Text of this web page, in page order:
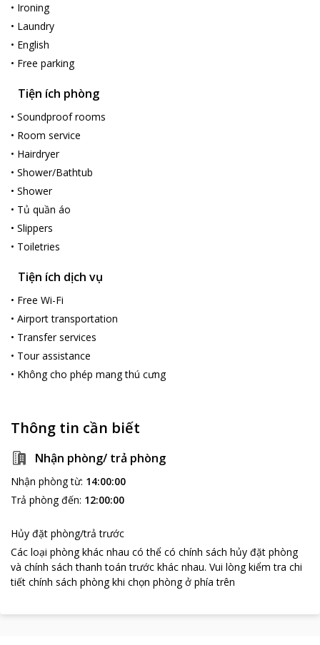
• Ironing
• Laundry
• English
• Free parking
Tiện ích phòng
• Soundproof rooms
• Room service
• Hairdryer
• Shower/Bathtub
• Shower
• Tủ quần áo
• Slippers
• Toiletries
Tiện ích dịch vụ
• Free Wi-Fi
• Airport transportation
• Transfer services
• Tour assistance
• Không cho phép mang thú cưng
Thông tin cần biết
Nhận phòng/ trả phòng
Nhận phòng từ: 14:00:00
Trả phòng đến: 12:00:00
Hủy đặt phòng/trả trước
Các loại phòng khác nhau có thể có chính sách hủy đặt phòng
và chính sách thanh toán trước khác nhau. Vui lòng kiểm tra chi
tiết chính sách phòng khi chọn phòng ở phía trên